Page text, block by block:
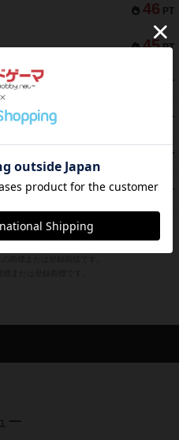
46 PT
45 PT
PT
PT
PT
作戦
42 PT
で登録されたApple Inc.の商標です。
ー